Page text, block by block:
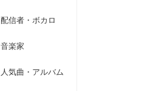
配信者・ボカロ
音楽家
人気曲・アルバム